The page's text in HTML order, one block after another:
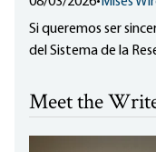
Si queremos ser
del Sistema de la
Meet the